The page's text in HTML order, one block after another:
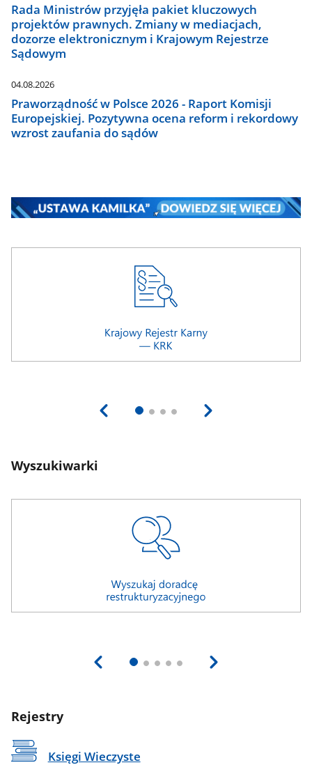
Rada Ministrów przyjęła pakiet kluczowych
projektów prawnych. Zmiany w mediacjach,
dozorze elektronicznym i Krajowym Rejestrze
Sądowym
04.08.2026
Praworządność w Polsce 2026 - Raport Komisji
Europejskiej. Pozytywna ocena reform i rekordowy
wzrost zaufania do sądów
Wyszukiwarki
Rejestry
Księgi Wieczyste